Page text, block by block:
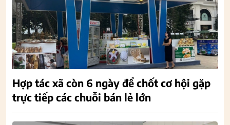
Hợp tác xã còn 6 ngày để chốt cơ hội gặp
trực tiếp các chuỗi bán lẻ lớn